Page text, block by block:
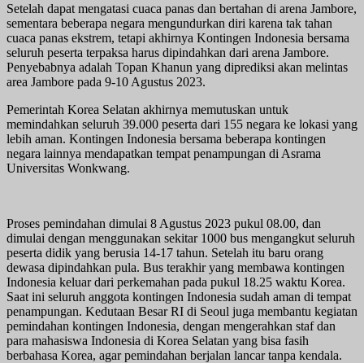
Setelah dapat mengatasi cuaca panas dan bertahan di arena Jambore,
sementara beberapa negara mengundurkan diri karena tak tahan
cuaca panas ekstrem, tetapi akhirnya Kontingen Indonesia bersama
seluruh peserta terpaksa harus dipindahkan dari arena Jambore.
Penyebabnya adalah Topan Khanun yang diprediksi akan melintas
area Jambore pada 9-10 Agustus 2023.
Pemerintah Korea Selatan akhirnya memutuskan untuk
memindahkan seluruh 39.000 peserta dari 155 negara ke lokasi yang
lebih aman. Kontingen Indonesia bersama beberapa kontingen
negara lainnya mendapatkan tempat penampungan di Asrama
Universitas Wonkwang.
Proses pemindahan dimulai 8 Agustus 2023 pukul 08.00, dan
dimulai dengan menggunakan sekitar 1000 bus mengangkut seluruh
peserta didik yang berusia 14-17 tahun. Setelah itu baru orang
dewasa dipindahkan pula. Bus terakhir yang membawa kontingen
Indonesia keluar dari perkemahan pada pukul 18.25 waktu Korea.
Saat ini seluruh anggota kontingen Indonesia sudah aman di tempat
penampungan. Kedutaan Besar RI di Seoul juga membantu kegiatan
pemindahan kontingen Indonesia, dengan mengerahkan staf dan
para mahasiswa Indonesia di Korea Selatan yang bisa fasih
berbahasa Korea, agar pemindahan berjalan lancar tanpa kendala.